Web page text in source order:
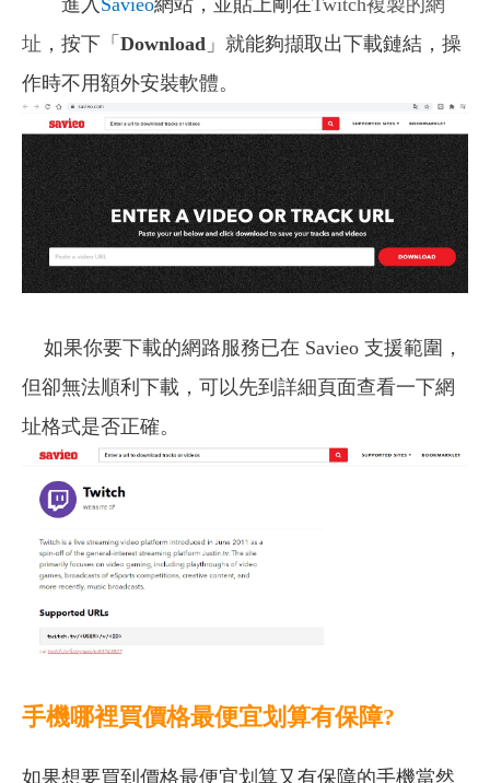
址 ，按下「 Download 」就能夠擷取出下載鏈結，操
作時不用額外安裝軟體。
如果你要下載的網路服務已在 Savieo 支援範圍，
但卻無法順利下載，可以先到詳細頁面查看一下網
址格式是否正確。
手機哪裡買價格最便宜划算有保障?
如果想要買到價格最便宜划算又有保障的手機當然